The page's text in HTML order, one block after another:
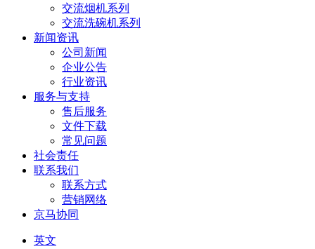
交流烟机系列
交流洗碗机系列
新闻资讯
公司新闻
企业公告
行业资讯
服务与支持
售后服务
文件下载
常见问题
社会责任
联系我们
联系方式
营销网络
京马协同
英文